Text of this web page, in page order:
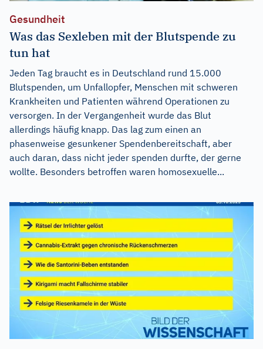
Gesundheit
Was das Sexleben mit der Blutspende zu
tun hat
Jeden Tag braucht es in Deutschland rund 15.000
Blutspenden, um Unfallopfer, Menschen mit schweren
Krankheiten und Patienten während Operationen zu
versorgen. In der Vergangenheit wurde das Blut
allerdings häufig knapp. Das lag zum einen an
phasenweise gesunkener Spendenbereitschaft, aber
auch daran, dass nicht jeder spenden durfte, der gerne
wollte. Besonders betroffen waren homosexuelle...